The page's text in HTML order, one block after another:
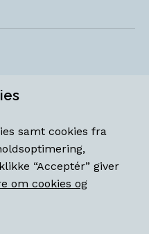
samt cookies fra
“Acceptér” giver
om cookies og